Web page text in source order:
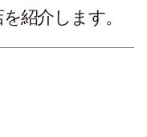
紹介します。